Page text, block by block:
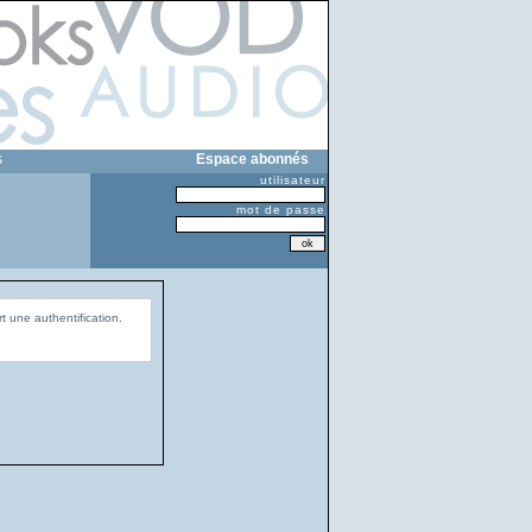
Espace abonnés
utilisateur
mot de passe
une authentification.